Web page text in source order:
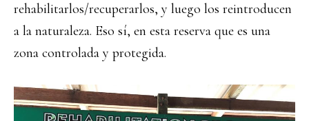
rehabilitarlos/recuperarlos, y luego los reintroducen
a la naturaleza. Eso sí, en esta reserva que es una
zona controlada y protegida.